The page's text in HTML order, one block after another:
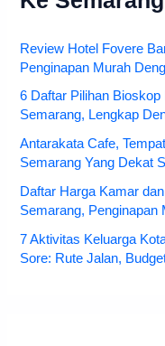
Review Hotel Fovere
Penginapan Murah
6 Daftar Pilihan
Semarang, Lengkap
Antarakata Cafe,
Semarang Yang Dekat
Daftar Harga Kamar
Semarang, Penginapan
7 Aktivitas Keluarga
Sore: Rute Jalan,